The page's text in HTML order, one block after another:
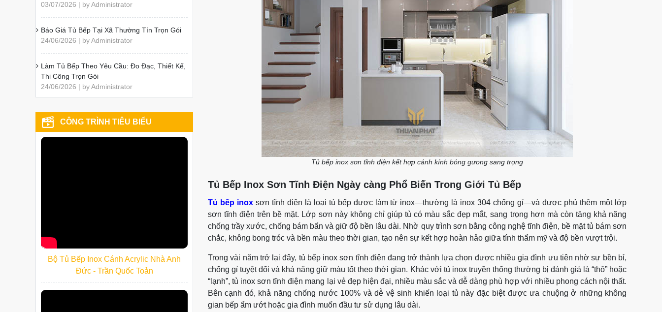
Tủ bếp inox sơn tĩnh điện kết hợp cánh kính bóng gương sang trọng
Tủ Bếp Inox Sơn Tĩnh Điện Ngày càng Phổ Biến Trong Giới Tủ Bếp
Tủ bếp inoxsơn tĩnh điện là loại tủ bếp được làm từ inox—thường là inox 304 chống gỉ—và được phủ thêm một lớp
sơn tĩnh điện trên bề mặt. Lớp sơn này không chỉ giúp tủ có màu sắc đẹp mắt, sang trọng hơn mà còn tăng khả năng
chống trầy xước, chống bám bẩn và giữ độ bền lâu dài. Nhờ quy trình sơn bằng công nghệ tĩnh điện, bề mặt tủ bám sơn
chắc, không bong tróc và bền màu theo thời gian, tạo nên sự kết hợp hoàn hảo giữa tính thẩm mỹ và độ bền vượt trội.
Trong vài năm trở lại đây, tủ bếp inox sơn tĩnh điện đang trở thành lựa chọn được nhiều gia đình ưu tiên nhờ sự bền bỉ,
chống gỉ tuyệt đối và khả năng giữ màu tốt theo thời gian. Khác với tủ inox truyền thống thường bị đánh giá là “thô” hoặc
“lạnh”, tủ inox sơn tĩnh điện mang lại vẻ đẹp hiện đại, nhiều màu sắc và dễ dàng phù hợp với nhiều phong cách nội thất.
Bên cạnh đó, khả năng chống nước 100% và dễ vệ sinh khiến loại tủ này đặc biệt được ưa chuộng ở những không
gian bếp ẩm ướt hoặc gia đình muốn đầu tư sử dụng lâu dài.
03/07/2026 | by Administrator
Báo Giá Tủ Bếp Tại Xã Thường Tín Trọn Gói
24/06/2026 | by Administrator
Làm Tủ Bếp Theo Yêu Cầu: Đo Đạc, Thiết Kế,
Thi Công Trọn Gói
24/06/2026 | by Administrator
CÔNG TRÌNH TIÊU BIỂU
Bộ Tủ Bếp Inox Cánh Acrylic Nhà Anh
Đức - Trần Quốc Toản